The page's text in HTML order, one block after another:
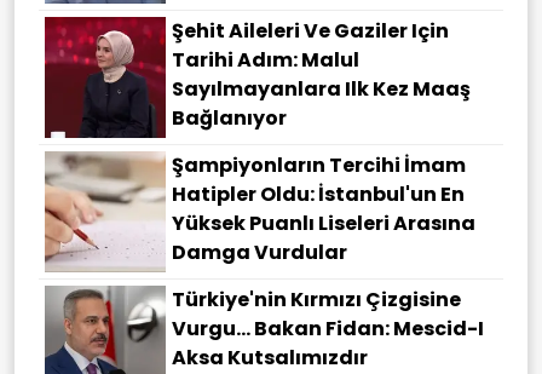
Şehit Aileleri Ve Gaziler Için
Tarihi Adım: Malul
Sayılmayanlara Ilk Kez Maaş
Bağlanıyor
Şampiyonların Tercihi İmam
Hatipler Oldu: İstanbul'un En
Yüksek Puanlı Liseleri Arasına
Damga Vurdular
Türkiye'nin Kırmızı Çizgisine
Vurgu... Bakan Fidan: Mescid-I
Aksa Kutsalımızdır